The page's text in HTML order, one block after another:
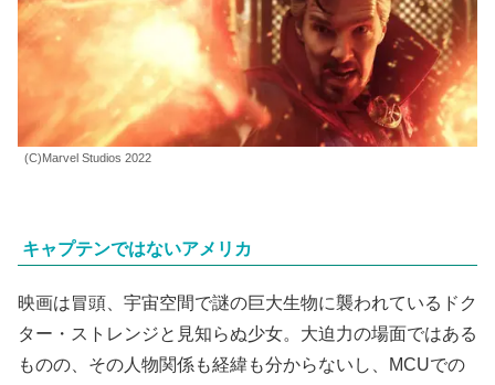
(C)Marvel Studios 2022
キャプテンではないアメリカ
映画は冒頭、宇宙空間で謎の巨大生物に襲われているドク
ター・ストレンジと見知らぬ少女。大迫力の場面ではある
ものの、その人物関係も経緯も分からないし、MCUでの